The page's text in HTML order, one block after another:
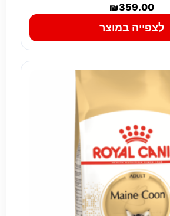
₪359.00
לצפייה במוצר